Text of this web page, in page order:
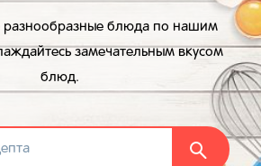
разнообразные блюда по нашим
замечательным вкусом
блюд.
Найти